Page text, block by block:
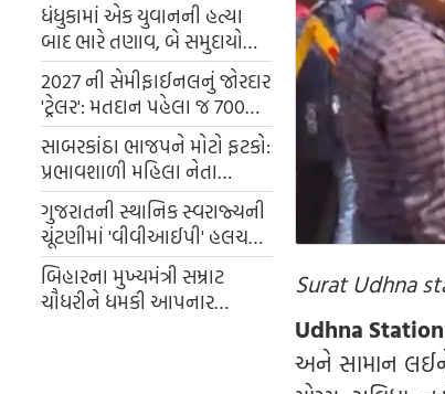
ધંધુકામાં એક યુવાનની હત્યા
બાદ ભારે તણાવ, બે સમુદાયો
વચ્ચે અથડામણ, શહેરમાં
આગચંપી અને પોલીસનો કડક
બંદોબસ્ત.
2027 ની સેમીફાઈનલનું જોરદાર
'ટ્રેલર': મતદાન પહેલા જ 700
બેઠકો બિનહરીફ જીતીને ભાજપે
ઇતિહાસ રચ્યો
સાબરકાંઠા ભાજપને મોટો ફટકો:
પ્રભાવશાળી મહિલા નેતા
લીનાબેન નિનામાનું અકાળે
અવસાન
ગુજરાતની સ્થાનિક સ્વરાજ્યની
ચૂંટણીમાં 'વીવીઆઈપી' હલચલ;
પ્રધાનમંત્રી અને ગૃહમંત્રી માદરે
વતન આવીને કરશે મતદાન
બિહારના મુખ્યમંત્રી સમ્રાટ
ચૌધરીને ધમકી આપનાર
Surat Udhna
Udhna
અને સામાન લઈને